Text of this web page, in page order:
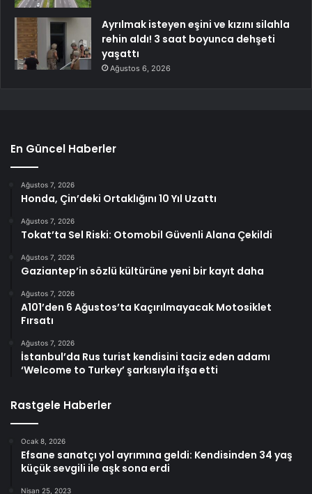
Ayrılmak isteyen eşini ve kızını silahla
rehin aldı! 3 saat boyunca dehşeti
yaşattı
Ağustos 6, 2026
En Güncel Haberler
Ağustos 7, 2026
Honda, Çin’deki Ortaklığını 10 Yıl Uzattı
Ağustos 7, 2026
Tokat’ta Sel Riski: Otomobil Güvenli Alana Çekildi
Ağustos 7, 2026
Gaziantep’in sözlü kültürüne yeni bir kayıt daha
Ağustos 7, 2026
A101’den 6 Ağustos’ta Kaçırılmayacak Motosiklet
Fırsatı
Ağustos 7, 2026
İstanbul’da Rus turist kendisini taciz eden adamı
‘Welcome to Turkey’ şarkısıyla ifşa etti
Rastgele Haberler
Ocak 8, 2026
Efsane sanatçı yol ayrımına geldi: Kendisinden 34 yaş
küçük sevgili ile aşk sona erdi
Nisan 25, 2023